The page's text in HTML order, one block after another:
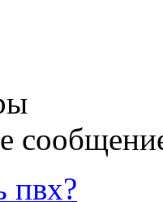
пвх?